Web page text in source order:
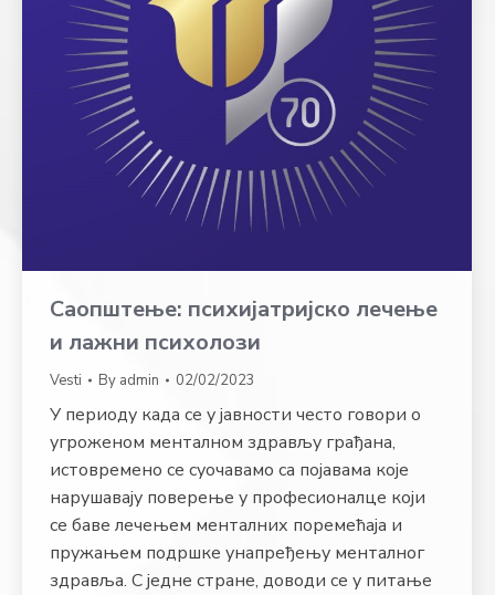
Саопштење: психијатријско лечење
и лажни психолози
Vesti By admin 02/02/2023
У периоду када се у јавности често говори о
угроженом менталном здрављу грађана,
истовремено се суочавамо са појавама које
нарушавају поверење у професионалце који
се баве лечењем менталних поремећаја и
пружањем подршке унапређењу менталног
здравља. С једне стране, доводи се у питање